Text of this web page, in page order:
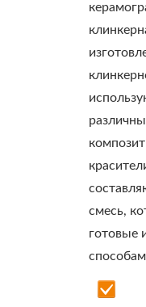
смесь,
готовые